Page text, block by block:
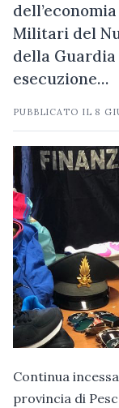
Militari del
della
esecuzione…
PUBBLICATO IL 8
Continua
provincia di